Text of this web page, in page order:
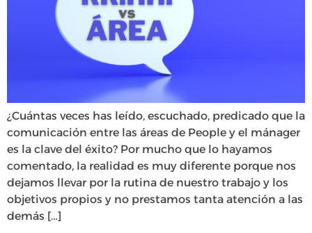
¿Cuántas veces has leído, escuchado, predicado que la
comunicación entre las áreas de People y el mánager
es la clave del éxito? Por mucho que lo hayamos
comentado, la realidad es muy diferente porque nos
dejamos llevar por la rutina de nuestro trabajo y los
objetivos propios y no prestamos tanta atención a las
demás […]